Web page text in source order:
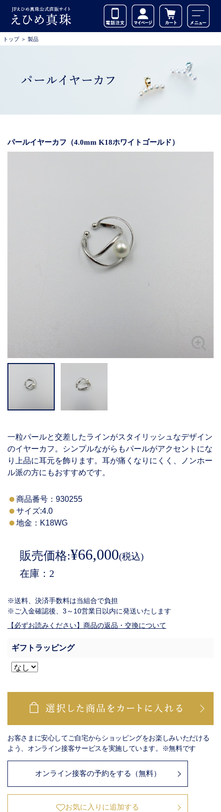
トップ ＞ 製品
パールイヤーカフ（4.0mm K18ホワイトゴールド）
一粒パールと交差したラインがスタイリッシュなデザイン
のイヤーカフ。シンプルながらもパールがアクセントにな
り上品に耳元を飾ります。耳が痛くなりにくく、ノンホー
ル派の方にもおすすめです。
商品番号：930255
サイズ:4.0
地金：K18WG
販売価格:¥66,000(税込)
在庫 2
※送料、決済手数料は当組合で負担
※ご入金確認後、3～10営業日以内に発送いたします
【必ずお読みください】商品の返品・交換について
ギフトラッピング
お客さまに安心してご自宅からショッピングをお楽しみいただける
よう、オンライン接客サービスを実施しています。※無料です
オンライン接客の予約をする（無料）
お気に入りに追加する